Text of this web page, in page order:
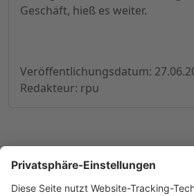
Geschäft, hieß es weiter.
Veröffentlichungsdatum:
Redakteur: rpu
© 1998-2026by GSC Research
Datenschutz